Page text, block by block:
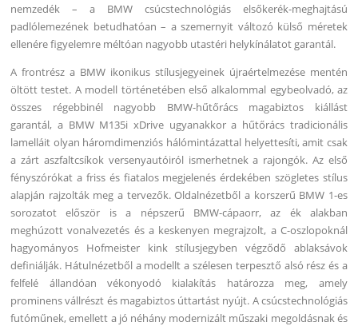
nemzedék – a BMW csúcstechnológiás elsőkerék-meghajtású
padlólemezének betudhatóan – a szemernyit változó külső méretek
ellenére figyelemre méltóan nagyobb utastéri helykínálatot garantál.
A frontrész a BMW ikonikus stílusjegyeinek újraértelmezése mentén
öltött testet. A modell történetében első alkalommal egybeolvadó, az
összes régebbinél nagyobb BMW-hűtőrács magabiztos kiállást
garantál, a BMW M135i xDrive ugyanakkor a hűtőrács tradicionális
lamelláit olyan háromdimenziós hálómintázattal helyettesíti, amit csak
a zárt aszfaltcsíkok versenyautóiról ismerhetnek a rajongók. Az első
fényszórókat a friss és fiatalos megjelenés érdekében szögletes stílus
alapján rajzolták meg a tervezők. Oldalnézetből a korszerű BMW 1-es
sorozatot először is a népszerű BMW-cápaorr, az ék alakban
meghúzott vonalvezetés és a keskenyen megrajzolt, a C-oszlopoknál
hagyományos Hofmeister kink stílusjegyben végződő ablaksávok
definiálják. Hátulnézetből a modellt a szélesen terpesztő alsó rész és a
felfelé állandóan vékonyodó kialakítás határozza meg, amely
prominens vállrészt és magabiztos úttartást nyújt. A csúcstechnológiás
futóműnek, emellett a jó néhány modernizált műszaki megoldásnak és